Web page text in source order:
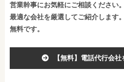
営業幹事にお気軽にご相談ください
最適な会社を厳選してご紹介します
無料です。
【無料】電話代行会